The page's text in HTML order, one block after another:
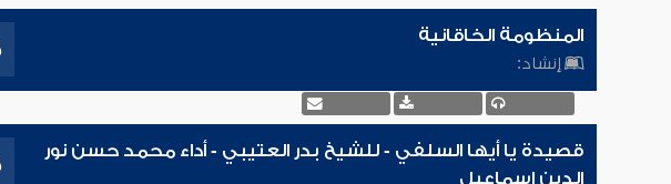
المنظومة الخاقانية
إنشاد:
قصيدة يا أيها السلفي - للشيخ بدر العتيبي - أداء محمد حسن نور
الدين إسماعيل